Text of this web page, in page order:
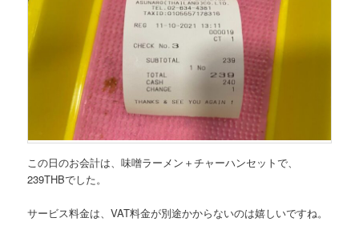
この日のお会計は、味噌ラーメン＋チャーハンセットで、
239THBでした。
サービス料金は、VAT料金が別途かからないのは嬉しいですね。